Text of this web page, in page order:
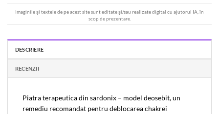
Imaginile și textele de pe acest site sunt editate și/sau realizate digital cu ajutorul IA, în
scop de prezentare.
DESCRIERE
RECENZII
Piatra terapeutica din sardonix – model deosebit, un
remediu recomandat pentru deblocarea chakrei